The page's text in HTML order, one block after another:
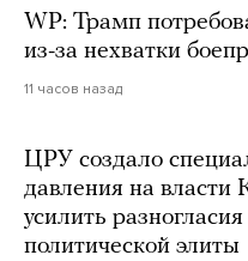
WP: Трамп
из-за нехватки
11 часов назад
ЦРУ создало
давления на власти
усилить
политической элиты